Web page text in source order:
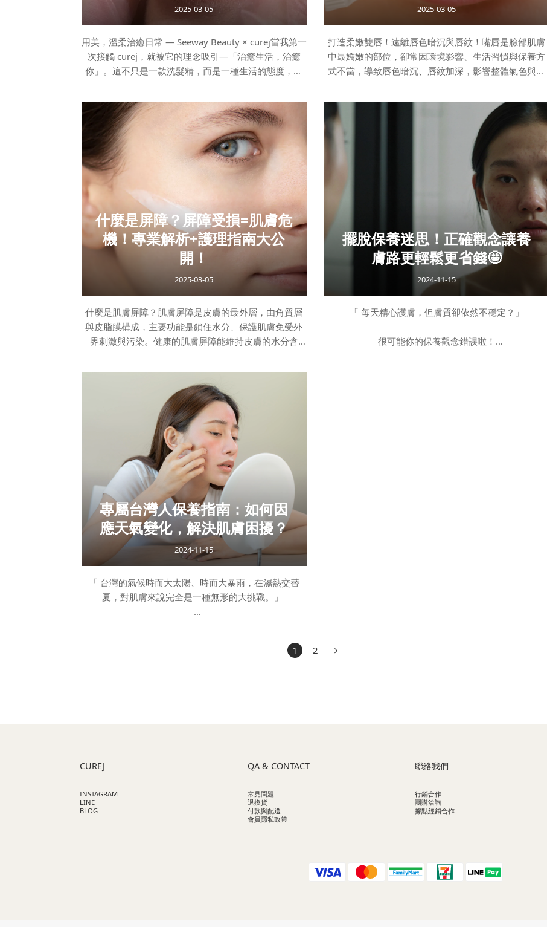
2025-03-05
用美，溫柔治癒日常 — Seeway Beauty × curej當我第一
次接觸 curej，就被它的理念吸引—「治癒生活，治癒
你」。這不只是一款洗髮精，而是一種生活的態度，讓
精神，Seeway Beauty 追求的美學理念完美契合，從美
學工作到生活態度，美應該是無壓力的！ 在 Seeway
Beauty，我一直希望讓「變美」這件事變得更輕鬆、更
自然。我們的霧唇、霧眉、翹睫與肌膚管理，並不只是
表面的技術，而是一種讓客人無論素顏還是妝容，都能
2025-03-05
打造柔嫩雙唇！遠離唇色暗沉與唇紋！嘴唇是臉部肌膚
中最嬌嫩的部位，卻常因環境影響、生活習慣與保養方
式不當，導致唇色暗沉、唇紋加深，影響整體氣色與妝
正遠離乾燥、暗沉與細紋。 唇色暗沉、唇紋加深的常見
原因：缺乏保濕：嘴唇沒有皮脂腺，水分容易蒸發，若
未及時保濕，容易乾裂與產生細紋。頻繁舔唇：唾液蒸
發時會帶走嘴唇上的水分，導致越舔越乾，甚至產生死
皮與唇紋。環境因素：陽光曝曬、寒冷乾燥的氣候會加
速水分流失，使唇部暗沉脆弱。彩妝殘留：長時間塗抹
口紅或未徹底卸除彩
什麼是屏障？屏障受損=肌膚危
機！專業解析+護理指南大公
開！
2025-03-05
什麼是肌膚屏障？肌膚屏障是皮膚的最外層，由角質層
與皮脂膜構成，主要功能是鎖住水分、保護肌膚免受外
界刺激與污染。健康的肌膚屏障能維持皮膚的水分含
的防護盾！ 肌膚屏障的關鍵組成成分：角質細胞：由蛋
白質組成，構成皮膚的堅固結構。細胞間脂質：包含神
經醯胺、膽固醇和脂肪酸，負責維持水分和強化保護屏
障。天然保濕因子（NMF）：幫助肌膚吸收並鎖住水
分。皮脂膜：由皮脂和汗液混合而成，形成一層保護
膜，防止水分流失並抵禦外界刺激。 肌膚屏障受損的原
因：過度清潔：頻
擺脫保養迷思！正確觀念讓養
膚路更輕鬆更省錢🤩
2024-11-15
「 每天精心護膚，但膚質卻依然不穩定？」
很可能你的保養觀念錯誤啦！
專屬台灣人保養指南：如何因
應天氣變化，解決肌膚困擾？
2024-11-15
「 台灣的氣候時而大太陽、時而大暴雨，在濕熱交替
夏，對肌膚來說完全是一種無形的大挑戰。」
的夏天高溫多濕，油性肌膚和混合肌特別容易受到影
響，T字部位油光滿溢、毛孔粗
1 2
CUREJ
INSTAGRAM
LINE
BLOG
QA & CONTACT
常見問題
退換貨
付款與配送
會員隱私政策
聯絡我們
行銷合作
團購洽詢
據點經銷合作